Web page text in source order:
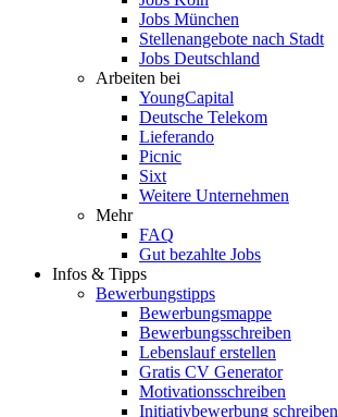
Jobs München
Stellenangebote nach Stadt
Jobs Deutschland
Arbeiten bei
YoungCapital
Deutsche Telekom
Lieferando
Picnic
Sixt
Weitere Unternehmen
Mehr
FAQ
Gut bezahlte Jobs
Infos & Tipps
Bewerbungstipps
Bewerbungsmappe
Bewerbungsschreiben
Lebenslauf erstellen
Gratis CV Generator
Motivationsschreiben
Initiativbewerbung schreiben